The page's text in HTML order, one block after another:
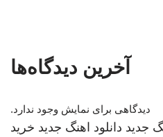
آخرین دیدگاه‌ها
دیدگاهی برای نمایش وجود ندارد.
جدید دانلود اهنگ جدید خرید